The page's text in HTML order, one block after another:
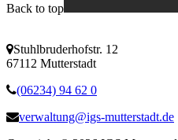
Back to top
Stuhlbruderhofstr. 12
67112 Mutterstadt
(06234) 94 62 0
verwaltung@igs-mutterstadt.de